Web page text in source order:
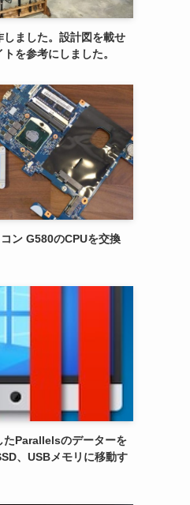
しました。設計図を載せ
を参考にしました。
ン G580のCPUを交換
たParallelsのデーターを
、USBメモリに移動す